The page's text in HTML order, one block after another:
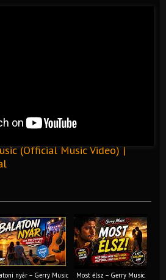
(Official Music Video) |
nyár – Gerry Music
Most élsz – Gerry Music